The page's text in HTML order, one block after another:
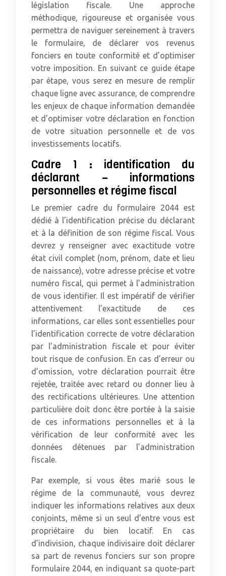
législation fiscale. Une approche
méthodique, rigoureuse et organisée vous
permettra de naviguer sereinement à travers
le formulaire, de déclarer vos revenus
fonciers en toute conformité et d’optimiser
votre imposition. En suivant ce guide étape
par étape, vous serez en mesure de remplir
chaque ligne avec assurance, de comprendre
les enjeux de chaque information demandée
et d’optimiser votre déclaration en fonction
de votre situation personnelle et de vos
investissements locatifs.
Cadre 1 : identification du
déclarant – informations
personnelles et régime fiscal
Le premier cadre du formulaire 2044 est
dédié à l’identification précise du déclarant
et à la définition de son régime fiscal. Vous
devrez y renseigner avec exactitude votre
état civil complet (nom, prénom, date et lieu
de naissance), votre adresse précise et votre
numéro fiscal, qui permet à l’administration
de vous identifier. Il est impératif de vérifier
attentivement l’exactitude de ces
informations, car elles sont essentielles pour
l’identification correcte de votre déclaration
par l’administration fiscale et pour éviter
tout risque de confusion. En cas d’erreur ou
d’omission, votre déclaration pourrait être
rejetée, traitée avec retard ou donner lieu à
des rectifications ultérieures. Une attention
particulière doit donc être portée à la saisie
de ces informations personnelles et à la
vérification de leur conformité avec les
données détenues par l’administration
fiscale.
Par exemple, si vous êtes marié sous le
régime de la communauté, vous devrez
indiquer les informations relatives aux deux
conjoints, même si un seul d’entre vous est
propriétaire du bien locatif. En cas
d’indivision, chaque indivisaire doit déclarer
sa part de revenus fonciers sur son propre
formulaire 2044, en indiquant sa quote-part